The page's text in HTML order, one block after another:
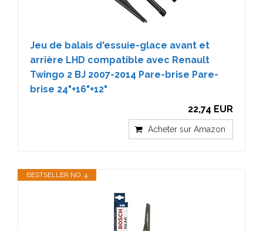
Jeu de balais d'essuie-glace avant et
arrière LHD compatible avec Renault
Twingo 2 BJ 2007-2014 Pare-brise Pare-
brise 24"+16"+12"
22,74 EUR
Acheter sur Amazon
BESTSELLER NO. 4